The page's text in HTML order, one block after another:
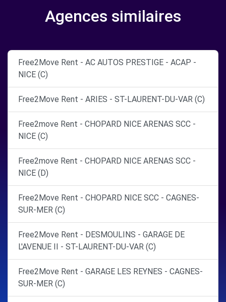
Agences similaires
Free2Move Rent - AC AUTOS PRESTIGE - ACAP -
NICE (C)
Free2Move Rent - ARIES - ST-LAURENT-DU-VAR (C)
Free2move Rent - CHOPARD NICE ARENAS SCC -
NICE (C)
Free2move Rent - CHOPARD NICE ARENAS SCC -
NICE (D)
Free2Move Rent - CHOPARD NICE SCC - CAGNES-
SUR-MER (C)
Free2Move Rent - DESMOULINS - GARAGE DE
L'AVENUE II - ST-LAURENT-DU-VAR (C)
Free2Move Rent - GARAGE LES REYNES - CAGNES-
SUR-MER (C)